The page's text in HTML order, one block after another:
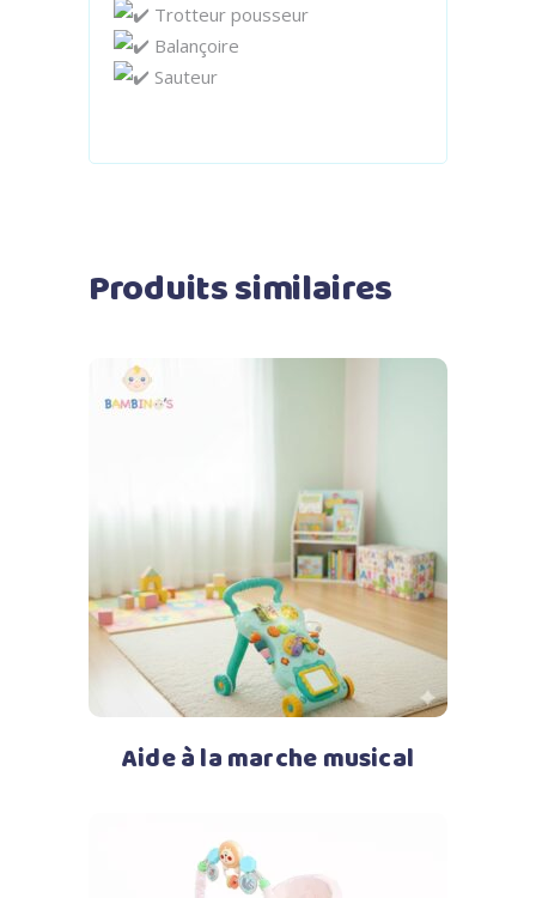
Trotteur pousseur
Balançoire
Sauteur
Produits similaires
Lire la suite
Aide à la marche musical